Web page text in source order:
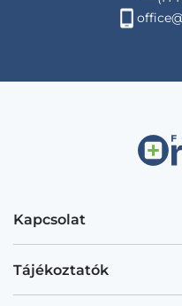
Kapcsolat
Tájékoztatók